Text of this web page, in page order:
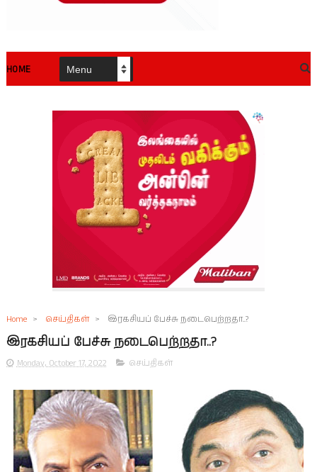
HOME
Home > செய்திகள் > இரகசியப் பேச்சு நடைபெற்றதா..?
இரகசியப் பேச்சு நடைபெற்றதா..?
Monday, October 17, 2022 செய்திகள்